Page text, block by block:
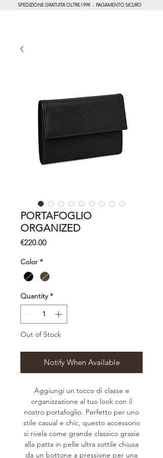
SPEDIZIONE GRATUITA OLTRE I 99€ - PAGAMENTO SICURO
PORTAFOGLIO
ORGANIZED
€220.00Price
Color *
Quantity *
Out of Stock
Notify When Available
Aggiungi un tocco di classe e
organizzazione al tuo look con il
nostro portafoglio. Perfetto per uno
stile casual e chic, questo accessorio
si rivela come grande classico grazie
alla patta in pelle ultra sottile chiusa
da un bottone a pressione per una